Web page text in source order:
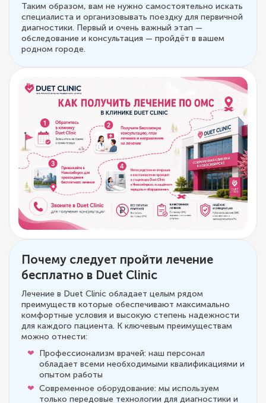
Таким образом, вам не нужно самостоятельно искать
специалиста и организовывать поездку для первичной
диагностики. Первый и очень важный этап —
обследование и консультация — пройдёт в вашем
родном городе.
Почему следует пройти лечение
бесплатно в Duet Clinic
Лечение в Duet Clinic обладает целым рядом
преимуществ которые обеспечивают максимально
комфортные условия и высокую степень надежности
для каждого пациента. К ключевым преимуществам
можно отнести:
Профессионализм врачей: наш персонал
обладает всеми необходимыми квалификациями и
опытом работы
Современное оборудование: мы используем
только передовые технологии для диагностики и